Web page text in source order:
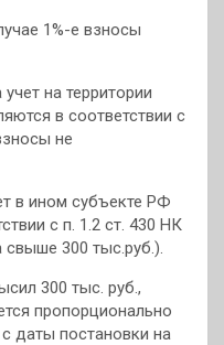
1%-е взносы
на территории
в соответствии с
не
в ином субъекте РФ
с п. 1.2 ст. 430 НК
300 тыс.руб.).
300 тыс. руб.,
пропорционально
даты постановки на